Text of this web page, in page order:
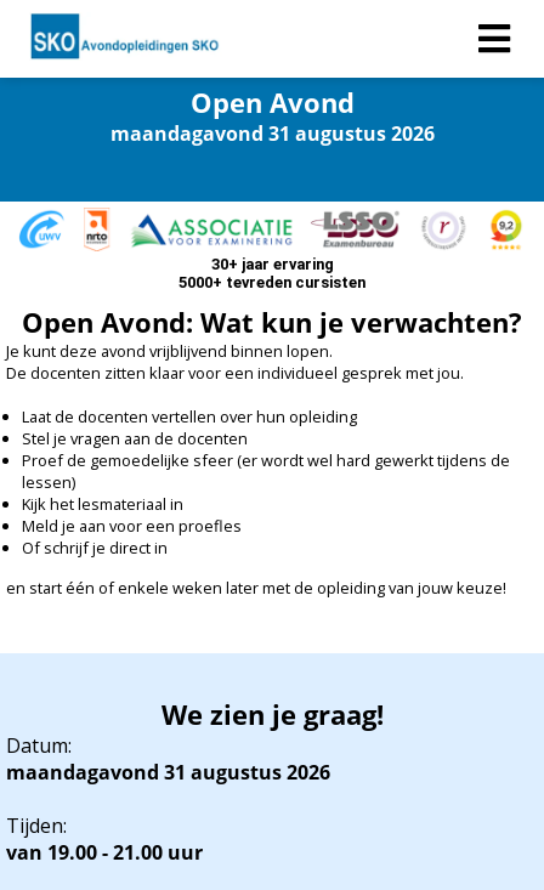
Open Avond
maandagavond 31 augustus 2026
30+ jaar ervaring
5000+ tevreden cursisten
Open Avond: Wat kun je verwachten?
Je kunt deze avond vrijblijvend binnen lopen.
De docenten zitten klaar voor een individueel gesprek met jou.
Laat de docenten vertellen over hun opleiding
Stel je vragen aan de docenten
Proef de gemoedelijke sfeer (er wordt wel hard gewerkt tijdens de
lessen)
Kijk het lesmateriaal in
Meld je aan voor een proefles
Of schrijf je direct in
en start één of enkele weken later met de opleiding van jouw keuze!
We zien je graag!
Datum:
maandagavond 31 augustus 2026
Tijden:
van 19.00 - 21.00 uur
zijn
om
te
Ze
gebruikt
deze
kan de
niet
om
te
over